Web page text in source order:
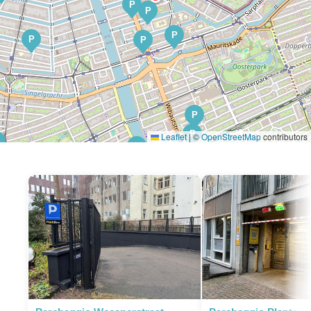
P
P
P
P
P
P
P
P
P
P
P
P
Leaflet |©OpenStreetMapcontributors